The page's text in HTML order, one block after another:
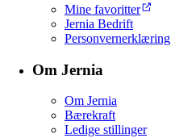
Mine favoritter
Jernia Bedrift
Personvernerklæring
Om Jernia
Om Jernia
Bærekraft
Ledige stillinger